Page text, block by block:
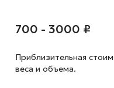
700 - 3000 ₽
Приблизительная
веса и объема.